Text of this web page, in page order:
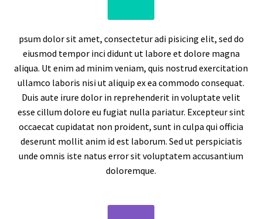
psum dolor sit amet, consectetur adi pisicing elit, sed do
eiusmod tempor inci didunt ut labore et dolore magna
aliqua. Ut enim ad minim veniam, quis nostrud exercitation
ullamco laboris nisi ut aliquip ex ea commodo consequat.
Duis aute irure dolor in reprehenderit in voluptate velit
esse cillum dolore eu fugiat nulla pariatur. Excepteur sint
occaecat cupidatat non proident, sunt in culpa qui officia
deserunt mollit anim id est laborum. Sed ut perspiciatis
unde omnis iste natus error sit voluptatem accusantium
doloremque.